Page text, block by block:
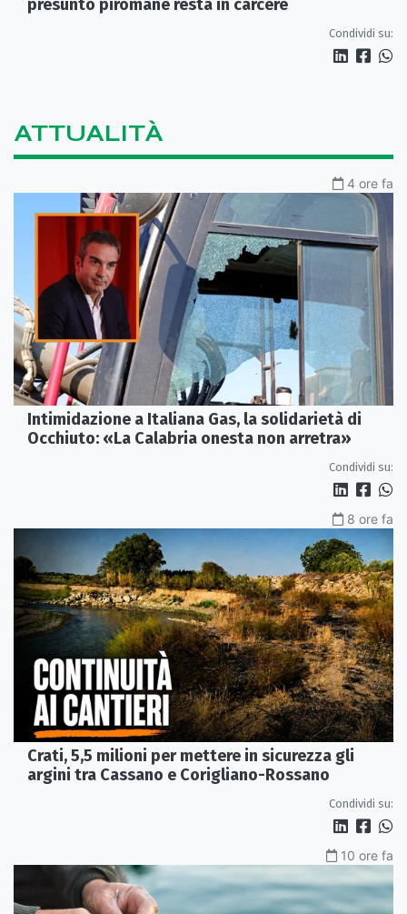
presunto piromane resta in carcere
Condividi su:
ATTUALITÀ
4 ore fa
Intimidazione a Italiana Gas, la solidarietà di
Occhiuto: «La Calabria onesta non arretra»
Condividi su:
8 ore fa
Crati, 5,5 milioni per mettere in sicurezza gli
argini tra Cassano e Corigliano-Rossano
Condividi su:
10 ore fa